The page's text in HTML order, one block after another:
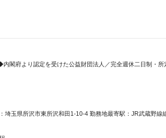
閣府より認定を受けた公益財団法人／完全週休二日制・
埼玉県所沢市東所沢和田1-10-4 勤務地最寄駅：JR武蔵野線